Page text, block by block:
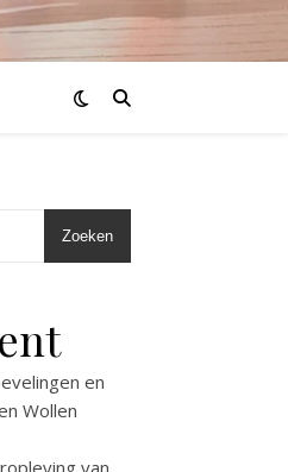
Zoeken
en
Wollen
van